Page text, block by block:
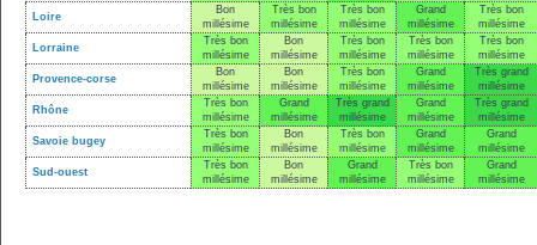
Loire
Bon
millésime
Très bon
millésime
Très bon
millésime
Grand
millésime
Très bon
millésime
Lorraine
Très bon
millésime
Bon
millésime
Très bon
millésime
Très bon
millésime
Très bon
millésime
Provence-corse
Bon
millésime
Bon
millésime
Très bon
millésime
Grand
millésime
Très grand
millésime
Rhône
Très bon
millésime
Grand
millésime
Très grand
millésime
Grand
millésime
Très grand
millésime
Savoie bugey
Très bon
millésime
Bon
millésime
Très bon
millésime
Grand
millésime
Grand
millésime
Sud-ouest
Très bon
millésime
Bon
millésime
Grand
millésime
Très bon
millésime
Grand
millésime